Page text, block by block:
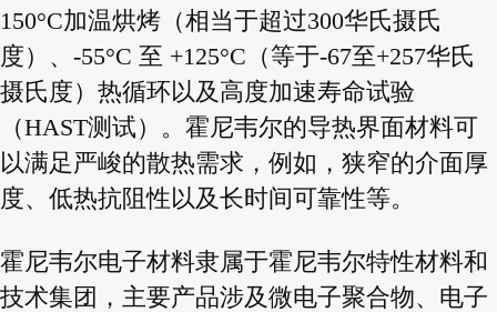
150°C加温烘烤（相当于超过300华氏摄氏
度）、-55°C 至 +125°C（等于-67至+257华氏
摄氏度）热循环以及高度加速寿命试验
（HAST测试）。霍尼韦尔的导热界面材料可
以满足严峻的散热需求，例如，狭窄的介面厚
度、低热抗阻性以及长时间可靠性等。
霍尼韦尔电子材料隶属于霍尼韦尔特性材料和
技术集团，主要产品涉及微电子聚合物、电子